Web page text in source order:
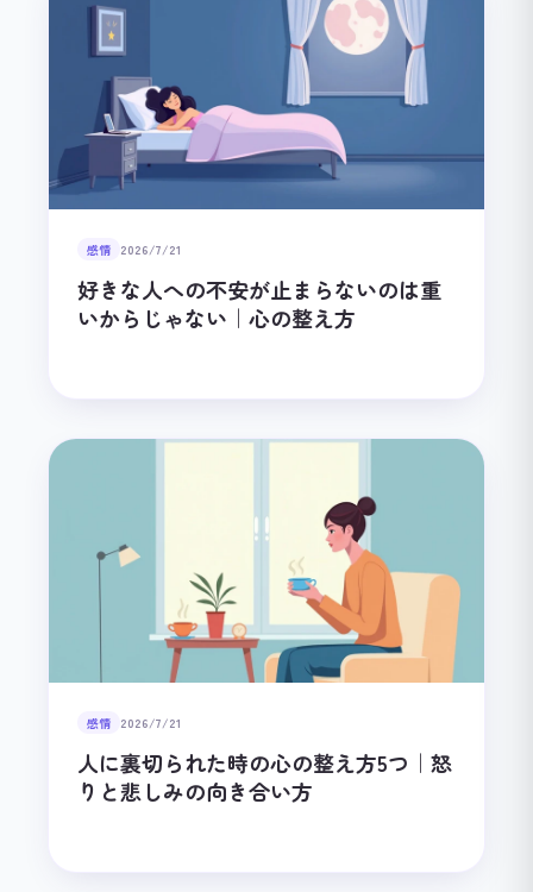
感情 2026/7/21
好きな人への不安が止まらないのは重
いからじゃない｜心の整え方
感情 2026/7/21
人に裏切られた時の心の整え方5つ｜怒
りと悲しみの向き合い方